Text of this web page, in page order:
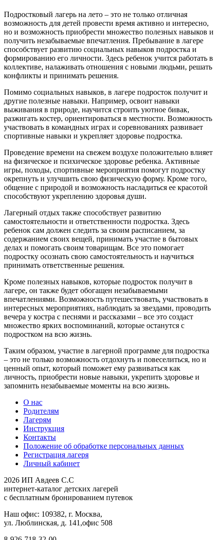
Подростковый лагерь на лето – это не только отличная
возможность для детей провести время активно и интересно,
но и возможность приобрести множество полезных навыков и
получить незабываемые впечатления. Пребывание в лагере
способствует развитию социальных навыков подростка и
формированию его личности. Здесь ребенок учится работать в
коллективе, налаживать отношения с новыми людьми, решать
конфликты и принимать решения.
Помимо социальных навыков, в лагере подросток получит и
другие полезные навыки. Например, освоит навыки
выживания в природе, научится строить уютное бивак,
разжигать костер, ориентироваться в местности. Возможность
участвовать в командных играх и соревнованиях развивает
спортивные навыки и укрепляет здоровье подростка.
Проведение времени на свежем воздухе положительно влияет
на физическое и психическое здоровье ребенка. Активные
игры, походы, спортивные мероприятия помогут подростку
окрепнуть и улучшить свою физическую форму. Кроме того,
общение с природой и возможность насладиться ее красотой
способствуют укреплению здоровья души.
Лагерный отдых также способствует развитию
самостоятельности и ответственности подростка. Здесь
ребенок сам должен следить за своим расписанием, за
содержанием своих вещей, принимать участие в бытовых
делах и помогать своим товарищам. Все это помогает
подростку осознать свою самостоятельность и научиться
принимать ответственные решения.
Кроме полезных навыков, которые подросток получит в
лагере, он также будет обогащен незабываемыми
впечатлениями. Возможность путешествовать, участвовать в
интересных мероприятиях, наблюдать за звездами, проводить
вечера у костра с песнями и рассказами – все это создаст
множество ярких воспоминаний, которые останутся с
подростком на всю жизнь.
Таким образом, участие в лагерной программе для подростка
– это не только возможность отдохнуть и повеселиться, но и
ценный опыт, который поможет ему развиваться как
личность, приобрести новые навыки, укрепить здоровье и
запомнить незабываемые моменты на всю жизнь.
О нас
Родителям
Лагерям
Инструкция
Контакты
Положение об обработке персональных данных
Регистрация лагеря
Личный кабинет
2026 ИП Авдеев С.С
интернет-каталог детских лагерей
с бесплатным бронированием путевок
Наш офис: 109382, г. Москва,
ул. Люблинская, д. 141,офис 508